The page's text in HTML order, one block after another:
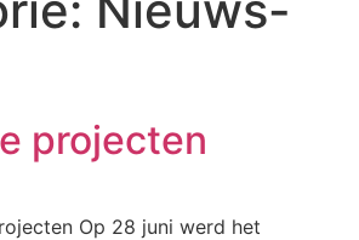
projecten
Op 28 juni werd het